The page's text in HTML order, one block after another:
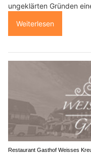
ungeklärten Gründen
Weiterlesen
Restaurant Gasthof Weisses